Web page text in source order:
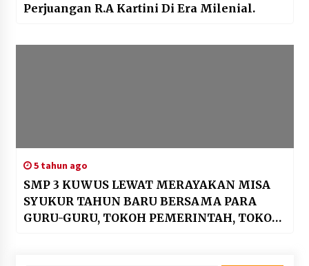
Perjuangan R.A Kartini Di Era Milenial.
5 tahun ago
SMP 3 KUWUS LEWAT MERAYAKAN MISA
SYUKUR TAHUN BARU BERSAMA PARA
GURU-GURU, TOKOH PEMERINTAH, TOKOH